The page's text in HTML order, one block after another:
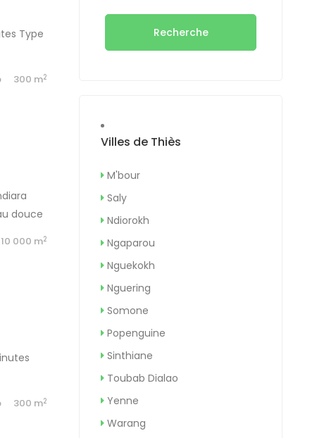
Type
300 m2
douce
très bon
10 000 m2
300 m2
Recherche
Villes de Thiès
M'bour
Saly
Ndiorokh
Ngaparou
Nguekokh
Nguering
Somone
Popenguine
Sinthiane
Toubab Dialao
Yenne
Warang